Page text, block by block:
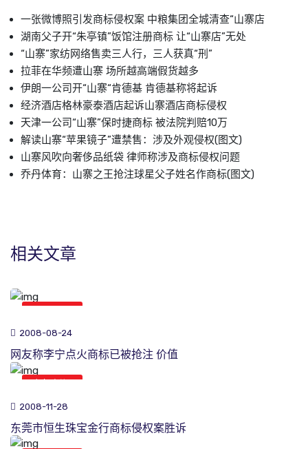
一张微博照引发商标侵权案 中粮集团全城清查“山寨店
湖南父子开“朱亭镇”饭馆注册商标 让“山寨店”无处
“山寨”家纺网络售卖三人行，三人获真“刑”
拉菲在华频遭山寨 场所越高端假货越多
伊朗一公司开“山寨“肯德基 肯德基称将起诉
经济酒店格林豪泰酒店起诉山寨酒店商标侵权
天津一公司“山寨”保时捷商标 被法院判赔10万
解读山寨“苹果镜子”遭禁售：涉及外观侵权(图文)
山寨风吹向奢侈品纸袋 律师称涉及商标侵权问题
乔丹体育：山寨之王抢注球星父子姓名作商标(图文)
相关文章
2008-08-24
网友称李宁点火商标已被抢注 价值
2008-11-28
东莞市恒生珠宝金行商标侵权案胜诉